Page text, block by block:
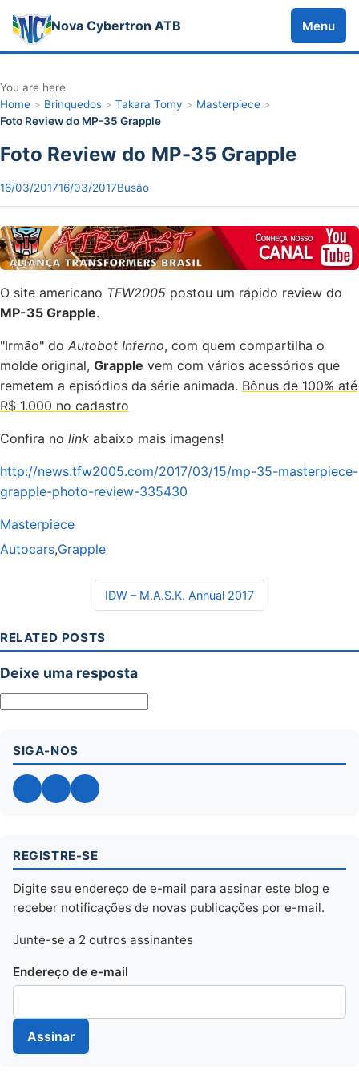
Nova Cybertron ATB Menu
You are here
Home > Brinquedos > Takara Tomy > Masterpiece >
Foto Review do MP-35 Grapple
Foto Review do MP-35 Grapple
16/03/201716/03/2017Busão
O site americano TFW2005 postou um rápido review do
MP-35 Grapple.
"Irmão" do Autobot Inferno, com quem compartilha o
molde original, Grapple vem com vários acessórios que
remetem a episódios da série animada. Bônus de 100% até
R$ 1.000 no cadastro
Confira no link abaixo mais imagens!
http://news.tfw2005.com/2017/03/15/mp-35-masterpiece-
grapple-photo-review-335430
Masterpiece
Autocars,Grapple
Navegação de PostIDW – M.A.S.K. Annual 2017
RELATED POSTS
Deixe uma resposta
SIGA-NOS
Facebook
Twitter YouTube
REGISTRE-SE
Digite seu endereço de e-mail para assinar este blog e
receber notificações de novas publicações por e-mail.
Junte-se a 2 outros assinantes
Endereço de e-mail
Assinar